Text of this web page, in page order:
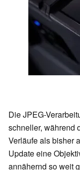
Die JPEG-
schneller, während
Verläufe als bisher
Update eine
annähernd so weit